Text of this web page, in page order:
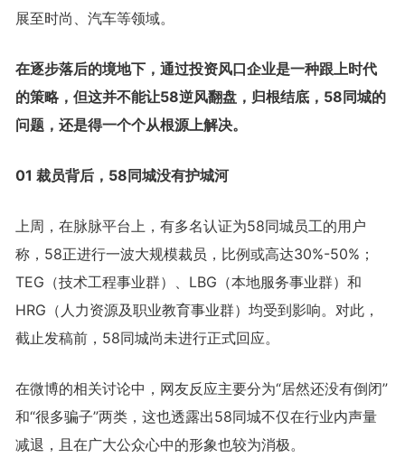
展至时尚、汽车等领域。
在逐步落后的境地下，通过投资风口企业是一种跟上时代
的策略，但这并不能让58逆风翻盘，归根结底，58同城的
问题，还是得一个个从根源上解决。
01 裁员背后，58同城没有护城河
上周，在脉脉平台上，有多名认证为58同城员工的用户
称，58正进行一波大规模裁员，比例或高达30%-50%；
TEG（技术工程事业群）、LBG（本地服务事业群）和
HRG（人力资源及职业教育事业群）均受到影响。对此，
截止发稿前，58同城尚未进行正式回应。
在微博的相关讨论中，网友反应主要分为“居然还没有倒闭”
和“很多骗子”两类，这也透露出58同城不仅在行业内声量
减退，且在广大公众心中的形象也较为消极。